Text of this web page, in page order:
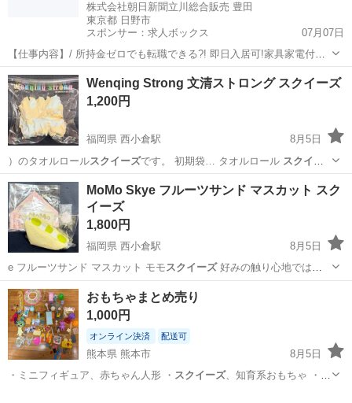
株式会社朝日新聞立川総合販売 豊田
東京都 日野市
スポンサー：求人ボックス
07月07日
【仕事内容】/ 所持金ゼロでも転職できる?! 即日入居可!家具家電付き
の寮・社宅あり! 引っ越しや上京の費用は”すべて”負担します 必ず面
接!電話面接もOK! 魅力ポイント 家具家電付きの寮・社宅を完備 無資
格・未経験OK! 年齢...
アルバイト・パート
Wenqing Strong 文清ストロング スクイーズ
1,200円
福岡県 西小倉駅
8月5日
）のタオルロールスクイーズ です。 初期袋… タオルロール スクイー
ズ【状態】目立っ…
福岡 北九州市 おもちゃ
MoMo Skye フルーツサンド マスカット スク
イーズ
1,800円
福岡県 西小倉駅
8月5日
e フルーツサンド マスカット モモスクイーズ好みの触り心地ではな
かったため出…
福岡 北九州市 西小倉駅 おもちゃ
おもちゃまとめ売り
1,000円
オンライン決済 配送可
熊本県 熊本市
8月5日
・ミニフィギュア、赤ちゃん人形 ・ スクイーズ、知育系おもちゃ ・ア